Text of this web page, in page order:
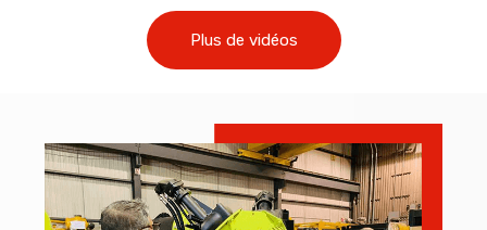
Plus de vidéos